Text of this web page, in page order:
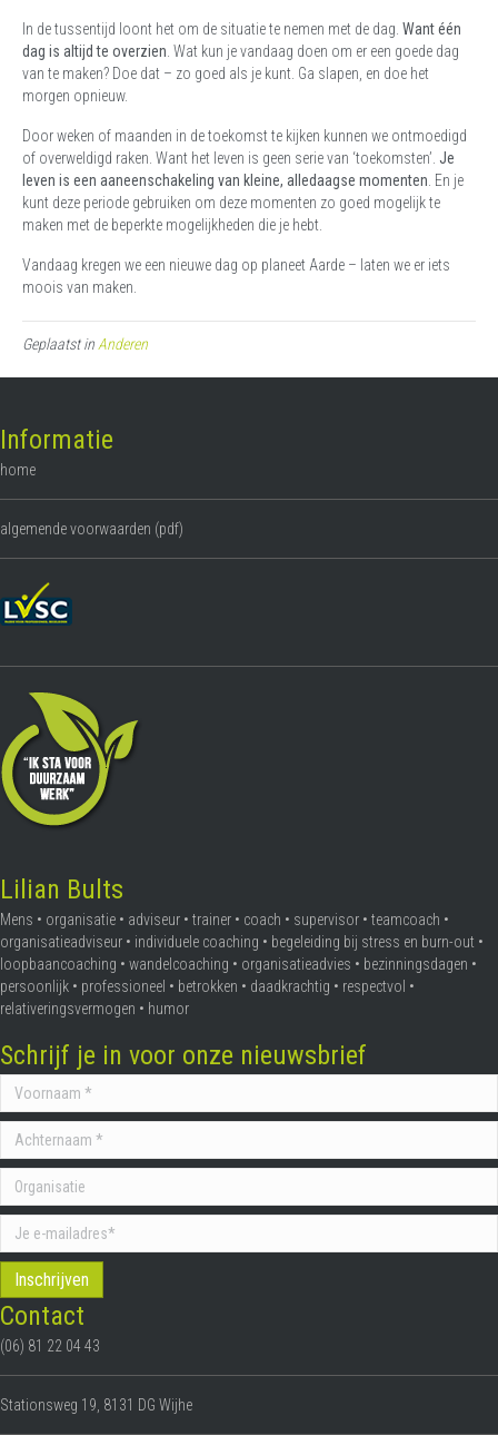
In de tussentijd loont het om de situatie te nemen met de dag. Want één
dag is altijd te overzien. Wat kun je vandaag doen om er een goede dag
van te maken? Doe dat – zo goed als je kunt. Ga slapen, en doe het
morgen opnieuw.
Door weken of maanden in de toekomst te kijken kunnen we ontmoedigd
of overweldigd raken. Want het leven is geen serie van ‘toekomsten’. Je
leven is een aaneenschakeling van kleine, alledaagse momenten. En je
kunt deze periode gebruiken om deze momenten zo goed mogelijk te
maken met de beperkte mogelijkheden die je hebt.
Vandaag kregen we een nieuwe dag op planeet Aarde – laten we er iets
moois van maken.
Geplaatst inAnderen
Informatie
home
algemende voorwaarden (pdf)
Lilian Bults
Mens • organisatie • adviseur • trainer • coach • supervisor • teamcoach •
organisatieadviseur • individuele coaching • begeleiding bij stress en burn-out •
loopbaancoaching • wandelcoaching • organisatieadvies • bezinningsdagen •
persoonlijk • professioneel • betrokken • daadkrachtig • respectvol •
relativeringsvermogen • humor
Schrijf je in voor onze nieuwsbrief
Contact
(06) 81 22 04 43
Stationsweg 19, 8131 DG Wijhe